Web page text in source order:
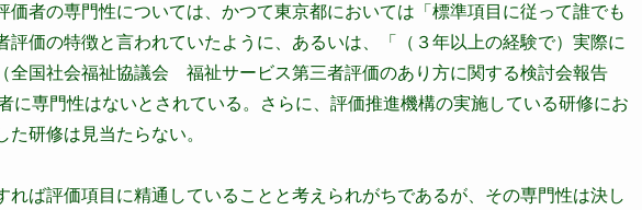
価者の専門性については、かつて東京都においては「標準項目に従って誰でも
評価の特徴と言われていたように、あるいは、「（３年以上の経験で）実際に
全国社会福祉協議会 福祉サービス第三者評価のあり方に関する検討会報告
専門性はないとされている。さらに、評価推進機構の実施している研修にお
研修は見当たらない。
れば評価項目に精通していることと考えられがちであるが、その専門性は決し